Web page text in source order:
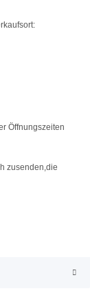
Öffnungszeiten
zusenden,die